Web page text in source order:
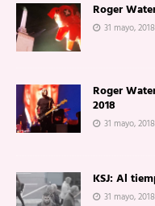
Roger
31 mayo, 2018
Roger
2018
31 mayo, 2018
KSJ: Al
31 mayo, 2018